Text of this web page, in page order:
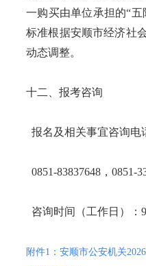
一购买由单位承担的“
标准根据安顺市经济社
动态调整。
十二、报考咨询
报名及相关事宜咨询电
0851-83837648，0851-
咨询时间（工作日）：
附件1：安顺市公安机关